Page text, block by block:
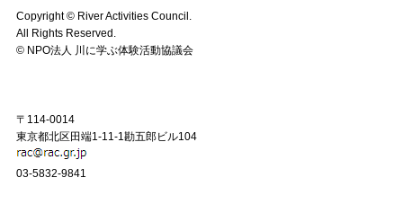
Copyright ©︎ River Activities Council.
All Rights Reserved.
©︎ NPO法人 川に学ぶ体験活動協議会
〒114-0014
東京都北区田端1-11-1勘五郎ビル104
03-5832-9841